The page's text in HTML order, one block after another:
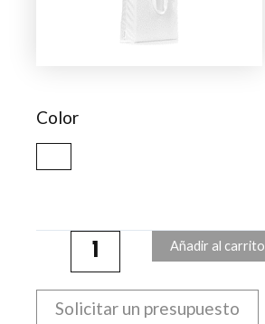
Color
Añadir al carrito
Solicitar un presupuesto